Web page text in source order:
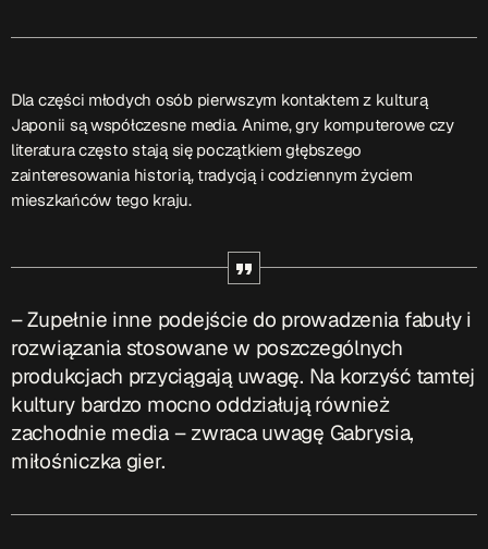
search
ON AIR
Serwis Informacyjny
18:00 - 18:05
Dla części młodych osób pierwszym kontaktem z kulturą
Japonii są współczesne media. Anime, gry komputerowe czy
literatura często stają się początkiem głębszego
zainteresowania historią, tradycją i codziennym życiem
mieszkańców tego kraju.
– Zupełnie inne podejście do prowadzenia fabuły i
rozwiązania stosowane w poszczególnych
produkcjach przyciągają uwagę. Na korzyść tamtej
kultury bardzo mocno oddziałują również
zachodnie media – zwraca uwagę Gabrysia,
miłośniczka gier.